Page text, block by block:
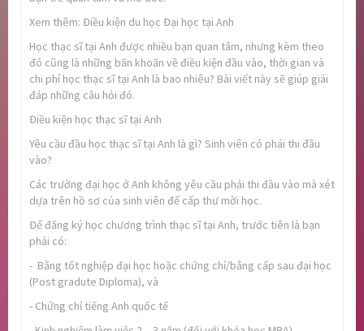
Xem thêm: Điều kiện du học Đại học tại Anh
Học thạc sĩ tại Anh được nhiều bạn quan tâm, nhưng kèm theo
đó cũng là những băn khoăn về điều kiện đầu vào, thời gian và
chi phí học thạc sĩ tại Anh là bao nhiêu? Bài viết này sẽ giúp giải
đáp những câu hỏi đó.
Điều kiện học thạc sĩ tại Anh
Yêu cầu đầu học thạc sĩ tại Anh là gì? Sinh viên có phải thi đầu
vào?
Các trường đại học ở Anh không yêu cầu phải thi đầu vào mà xét
dựa trên hồ sơ của sinh viên để cấp thư mời học.
Để đăng ký học chương trình thạc sĩ tại Anh, trước tiên là bạn
phải có:
- Bằng tốt nghiệp đại học hoặc chứng chỉ/bằng cấp sau đại học
(Post gradute Diploma), và
- Chứng chỉ tiếng Anh quốc tế